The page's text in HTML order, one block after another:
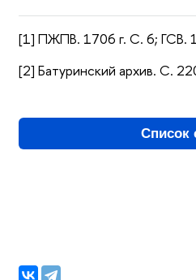
[1] ПЖПВ. 1706 г. С. 6; ГСВ.
[2] Батуринский архив. С.
Список